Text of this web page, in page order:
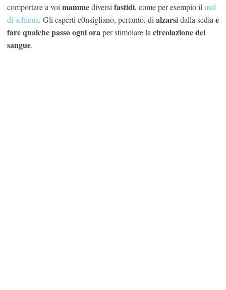
comportare a voi mammediversi fastidi, come per esempio il mal
di schiena. Gli esperti c0nsigliano, pertanto, di alzarsidalla sedia e
fare qualche passo ogni oraper stimolare la circolazione del
sangue.